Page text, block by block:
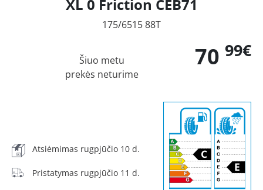
XL 0 Friction CEB71
175/6515 88T
70 99€
Šiuo metu
prekės neturime
Atsiėmimas rugpjūčio 10 d.
Pristatymas rugpjūčio 11 d.